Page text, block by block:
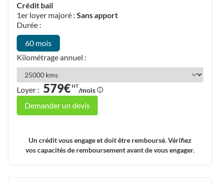
Crédit bail
1er loyer majoré : Sans apport
Durée :
60 mois
Kilométrage annuel :
Loyer : 579€HT/mois
Demander un devis
Un crédit vous engage et doit être remboursé. Vérifiez
vos capacités de remboursement avant de vous engager.